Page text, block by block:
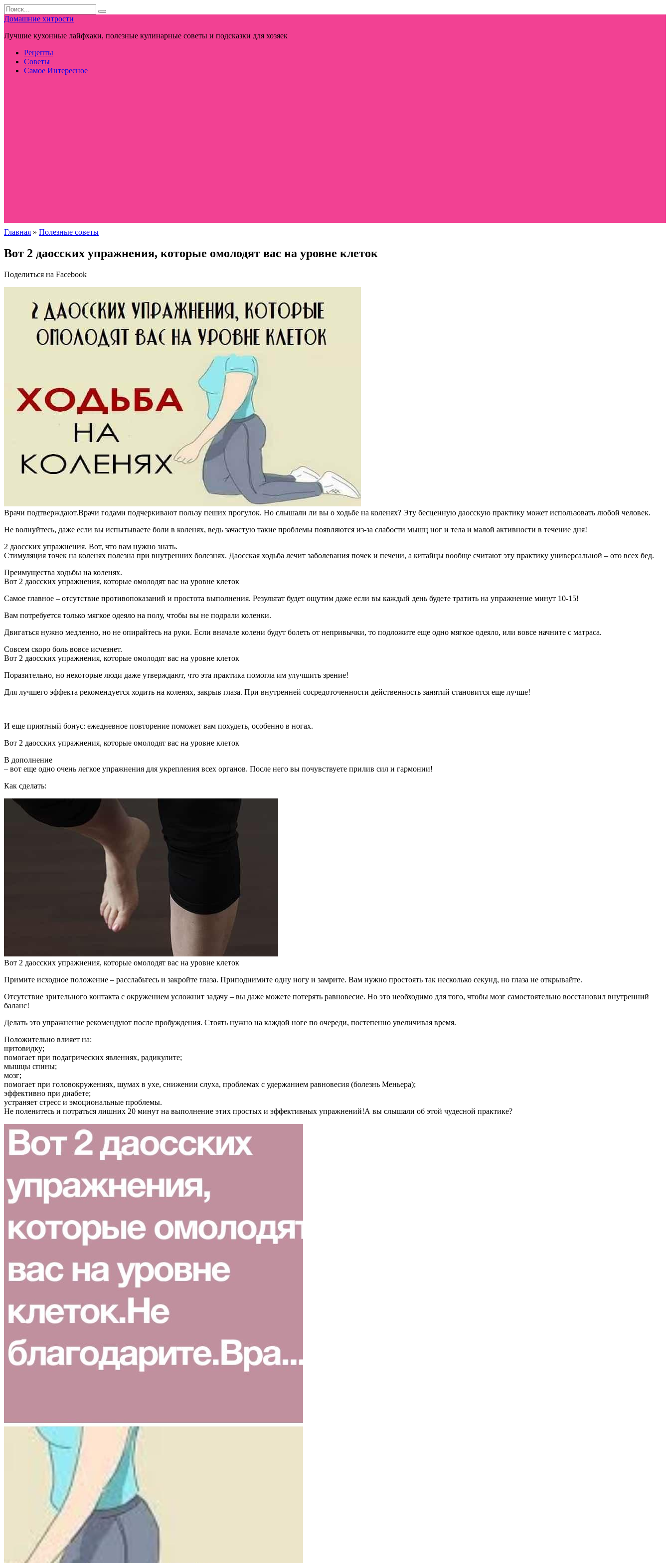
Перейти
к
контенту
Search
for:
Домашние хитрости
Лучшие кухонные лайфхаки, полезные кулинарные советы и подсказки для хозяек
Рецепты
Советы
Самое Интересное
Главная » Полезные советы
Вот 2 даосских упражнения, которые омолодят вас на уровне клеток
Поделиться на Facebook
Врачи подтверждают.Врачи годами подчеркивают пользу пеших прогулок. Но слышали ли вы о ходьбе на коленях? Эту бесценную даосскую практику может использовать любой человек.
Не волнуйтесь, даже если вы испытываете боли в коленях, ведь зачастую такие проблемы появляются из-за слабости мышц ног и тела и малой активности в течение дня!
2 даосских упражнения. Вот, что вам нужно знать.
Стимуляция точек на коленях полезна при внутренних болезнях. Даосская ходьба лечит заболевания почек и печени, а китайцы вообще считают эту практику универсальной – ото всех бед.
Преимущества ходьбы на коленях.
Вот 2 даосских упражнения, которые омолодят вас на уровне клеток
Самое главное – отсутствие противопоказаний и простота выполнения. Результат будет ощутим даже если вы каждый день будете тратить на упражнение минут 10-15!
Вам потребуется только мягкое одеяло на полу, чтобы вы не подрали коленки.
Двигаться нужно медленно, но не опирайтесь на руки. Если вначале колени будут болеть от непривычки, то подложите еще одно мягкое одеяло, или вовсе начните с матраса.
Совсем скоро боль вовсе исчезнет.
Вот 2 даосских упражнения, которые омолодят вас на уровне клеток
Поразительно, но некоторые люди даже утверждают, что эта практика помогла им улучшить зрение!
Для лучшего эффекта рекомендуется ходить на коленях, закрыв глаза. При внутренней сосредоточенности действенность занятий становится еще лучше!
И еще приятный бонус: ежедневное повторение поможет вам похудеть, особенно в ногах.
Вот 2 даосских упражнения, которые омолодят вас на уровне клеток
В дополнение
– вот еще одно очень легкое упражнения для укрепления всех органов. После него вы почувствуете прилив сил и гармонии!
Как сделать:
Вот 2 даосских упражнения, которые омолодят вас на уровне клеток
Примите исходное положение – расслабьтесь и закройте глаза. Приподнимите одну ногу и замрите. Вам нужно простоять так несколько секунд, но глаза не открывайте.
Отсутствие зрительного контакта с окружением усложнит задачу – вы даже можете потерять равновесие. Но это необходимо для того, чтобы мозг самостоятельно восстановил внутренний
баланс!
Делать это упражнение рекомендуют после пробуждения. Стоять нужно на каждой ноге по очереди, постепенно увеличивая время.
Положительно влияет на:
щитовидку;
помогает при подагрических явлениях, радикулите;
мышцы спины;
мозг;
помогает при головокружениях, шумах в ухе, снижении слуха, проблемах с удержанием равновесия (болезнь Меньера);
эффективно при диабете;
устраняет стресс и эмоциональные проблемы.
Не поленитесь и потраться лишних 20 минут на выполнение этих простых и эффективных упражнений!А вы слышали об этой чудесной практике?